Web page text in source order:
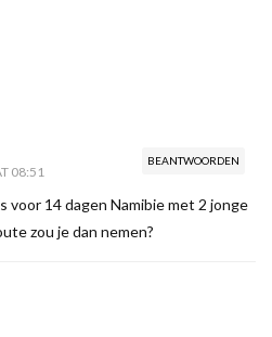
BEANTWOORDEN
08:51
voor 14 dagen Namibie met 2 jonge
zou je dan nemen?